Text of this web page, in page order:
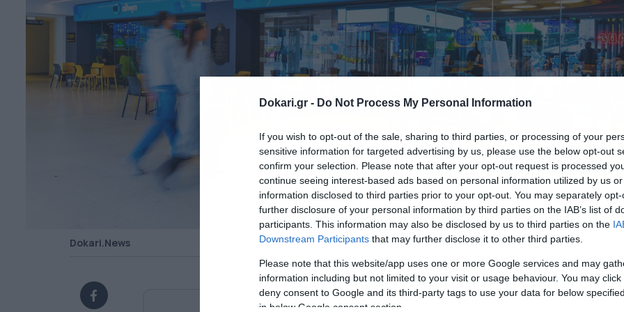
Dokari.gr - Do Not Process My Personal Information
If you wish to opt-out of the sale, sharing to third parties, or processing of your
sensitive information for targeted advertising by us, please use the below opt-out
confirm your selection. Please note that after your opt-out request is processed
continue seeing interest-based ads based on personal information utilized by us
information disclosed to third parties prior to your opt-out. You may separately
further disclosure of your personal information by third parties on the IAB’s list of
participants. This information may also be disclosed by us to third parties on the
Downstream Participants that may further disclose it to other third parties.
Please note that this website/app uses one or more Google services and may
information including but not limited to your visit or usage behaviour. You may
deny consent to Google and its third-party tags to use your data for below
in below Google consent section.
Dokari.News 02.07.2026-23:15